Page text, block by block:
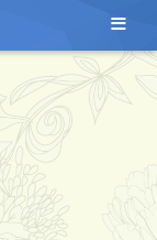
≡